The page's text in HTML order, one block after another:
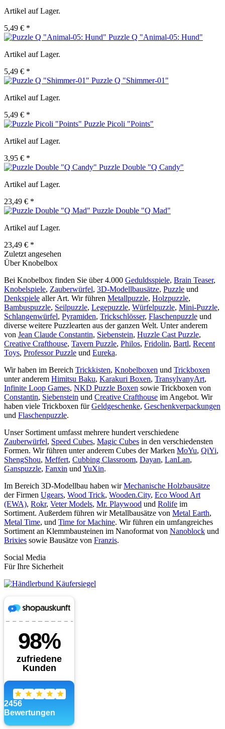
Artikel auf Lager.
5,49 € *
Puzzle Q "Animal-05: Hund"
Artikel auf Lager.
5,49 € *
Puzzle Q "Shimmer-01"
Artikel auf Lager.
5,49 € *
Puzzle Picoli "Points"
Artikel auf Lager.
3,95 € *
Puzzle Double "Q Candy"
Artikel auf Lager.
23,49 € *
Puzzle Double "Q Mad"
Artikel auf Lager.
23,49 € *
Zuletzt angesehen
Über Knobelbox
Bei Knobelbox finden Sie über 4.000 Geduldsspiele, Brain Teaser,
Knobelspiele, Zauberwürfel, 3D-Modellbausätze, Puzzle und
Denkspiele aller Art. Wir führen Metallpuzzle, Holzpuzzle,
Bambuspuzzle, Seilpuzzle, Legepuzzle, Würfelpuzzle, Mini-Puzzle,
Schlangenwürfel, Pyramiden, Trickschlösser, Flaschenpuzzle und
diverse weitere Puzzlearten aus der ganzen Welt. Unter anderem
von Jean Claude Constantin, Siebenstein, Huzzle Cast Puzzle,
Creative Crafthouse, Tavern Puzzle, Philos, Fridolin, Bartl, Recent
Toys, Professor Puzzle und Eureka.
Wir haben im Bereich Trickkisten, Knobelboxen und Trickboxen
unter anderem Himitsu Baku, Karakuri Boxen, TransylvanyArt,
Infinite Loop Games, NKD Puzzle Boxen sowie Trickboxen von
Constantin, Siebenstein und Creative Crafthouse im Angebot. Wir
haben viele Trickboxen fürGeldgeschenke, Geschenkverpackungen
und Flaschenpuzzle.
Unser Sortiment umfasst mehrere hundert verschiedene
Zauberwürfel, Speed Cubes, Magic Cubes in den verschiedensten
Formen. Wir führen unter anderem Cubes der Marken MoYu, QiYi,
ShengShou, Meffert, Cubbing Classroom, Dayan, LanLan,
Ganspuzzle, Fanxin und YuXin.
Im Bereich 3D-Modellbau haben wirMechanische Holzbausätze
der Firmen Ugears, Wood Trick, Wooden.City, Eco Wood Art
(EWA), Rokr, Veter Models, Mr. Playwood und Rolife im
Sortiment. Außerdem führen wir Metallbausätze von Metal Earth,
Metal Time, und Time for Machine. Wir führen ein umfangreiches
Sortiment an Klemmbausteinen im Nanoformat von Nanoblock und
Brixies sowie Bausätze von Franzis.
Social Media
Für Ihre Sicherheit